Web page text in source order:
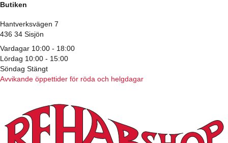
Butiken
Hantverksvägen 7
436 34 Sisjön
Vardagar 10:00 - 18:00
Lördag 10:00 - 15:00
Söndag Stängt
Avvikande öppettider för röda och helgdagar